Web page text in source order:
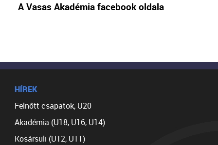
A Vasas Akadémia facebook oldala
HÍREK
Felnőtt csapatok, U20
Akadémia (U18, U16, U14)
Kosársuli (U12, U11)